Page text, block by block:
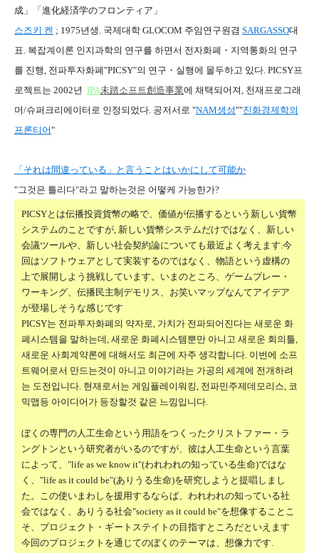
成」「進化経済学のフロンティア」
스즈키 켄 ; 1975년생. 국제대학 GLOCOM 주임연구원겸 SARGASSO대
표. 복잡계이론 인지과학의 연구를 하면서 전자화폐・지역통화의 연구
를 진행, 전파투자화폐"PICSY"의 연구・실행에 몰두하고 있다. PICSY프
로젝트는 2002년 IPA未踏소프트創造事業에 채택되어져, 천재프로그래
머/슈퍼크리에이터로 인정되었다. 공저서로 "NAM생성""진화경제학의
프론티어"
「それは間違っている」と言うことはいかにして可能か
"그것은 틀리다"라고 말하는것은 어떻케 가능한가?
PICSYとは伝播投資貨幣の略で、価値が伝播するという新しい貨幣
システムのことですが, 新しい貨幣システムだけではなく、新しい
会議ツールや、新しい社会契約論についても最近よく考えます.今
回はソフトウェアとして実装するのではなく、物語という虚構の
上で展開しよう挑戦しています。いまのところ、ゲームプレー・
ワーキング、伝播民主制デモリス、お笑いマップなんてアイデア
が登場しそうな感じです
PICSY는 전파투자화폐의 약자로, 가치가 전파되어진다는 새로운 화
폐시스템을 말하는데, 새로운 화폐시스템뿐만 아니고 새로운 회의툴,
새로운 사회계약론에 대해서도 최근에 자주 생각합니다. 이번에 소프
트웨어로서 만드는것이 아니고 이야기라는 가공의 세계에 전개하려
는 도전입니다. 현재로서는 게임플레이워킹, 전파민주제데모리스, 코
믹맵등 아이디어가 등장할것 같은 느낌입니다.
ぼくの専門の人工生命という用語をつくったクリストファー・ラ
ングトンという研究者がいるのですが、彼は人工生命という言葉
によって、"life as we know it"(われわれの知っている生命)ではな
く、"life as it could be"(ありうる生命)を研究しようと提唱しまし
た。この使いまわしを援用するならば、われわれの知っている社
会ではなく、ありうる社会"society as it could be"を想像することこ
そ、プロジェクト・ギートステイトの目指すところだといえます
今回のプロジェクトを通じてのぼくのテーマは、想像力です.